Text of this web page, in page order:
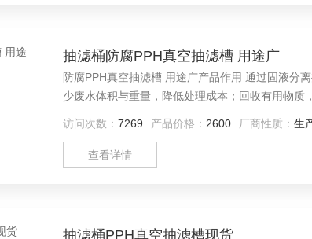
抽滤桶防腐PPH真空抽滤槽 用途广
防腐PPH真空抽滤槽 用途广产品作用 通过固液分
少废水体积与重量，降低处理成本；回收有用物质
访问次数： 7269 产品价格： 2600 厂商性质： 生
查看详情
抽滤桶PPH真空抽滤槽现货